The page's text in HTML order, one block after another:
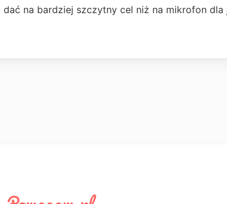
na bardziej szczytny cel niż na mikrofon dla